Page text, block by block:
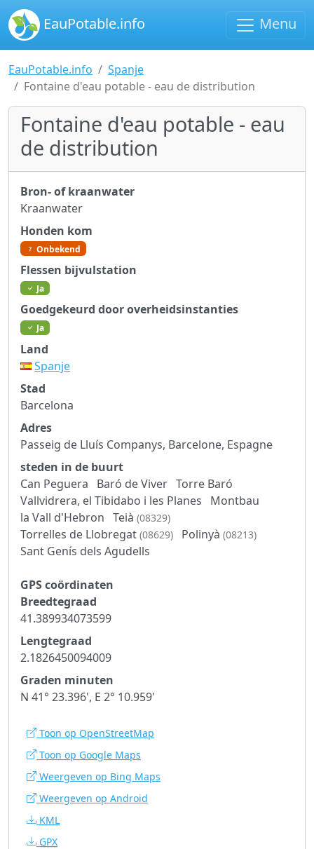
EauPotable.info Menu
EauPotable.info
Spanje
Fontaine d'eau potable - eau de distribution
Fontaine d'eau potable - eau
de distribution
Bron- of kraanwater
Kraanwater
Honden kom
Onbekend
Flessen bijvulstation
Ja
Goedgekeurd door overheidsinstanties
Ja
Land
Spanje
Stad
Barcelona
Adres
Passeig de Lluís Companys, Barcelone, Espagne
steden in de buurt
Can Peguera
Baró de Viver Torre Baró
Vallvidrera, el Tibidabo i les Planes
Montbau
la Vall d'Hebron Teià (08329)
Torrelles de Llobregat (08629) Polinyà (08213)
Sant Genís dels Agudells
GPS coördinaten
Breedtegraad
41.389934073599
Lengtegraad
2.1826450094009
Graden minuten
N 41° 23.396', E 2° 10.959'
Toon op OpenStreetMap
Toon op Google Maps
Weergeven op Bing Maps
Weergeven op Android
KML
GPX